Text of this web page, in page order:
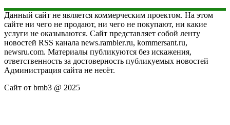
Данный сайт не является коммерческим проектом. На этом
сайте ни чего не продают, ни чего не покупают, ни какие
услуги не оказываются. Сайт представляет собой ленту
новостей RSS канала news.rambler.ru, kommersant.ru,
newsru.com. Материалы публикуются без искажения,
ответственность за достоверность публикуемых новостей
Администрация сайта не несёт.
Сайт от bmb3 @ 2025